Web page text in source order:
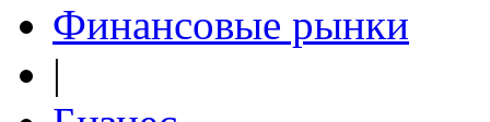
Финансовые рынки
|